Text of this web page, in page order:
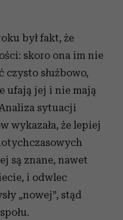
był fakt, że
skoro ona im nie
czysto służbowo,
ufają jej i nie mają
sytuacji
wykazała, że lepiej
są znane, nawet
i odwlec
„nowej”, stąd